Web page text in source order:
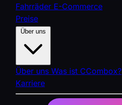
Fahrräder E-Commerce
Preise
Über uns Was ist CCombox?
Karriere